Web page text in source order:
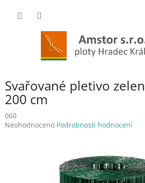
Svařované pletivo
200 cm
060
Průměrné
Neohodnoceno Podrobnosti hodnocení